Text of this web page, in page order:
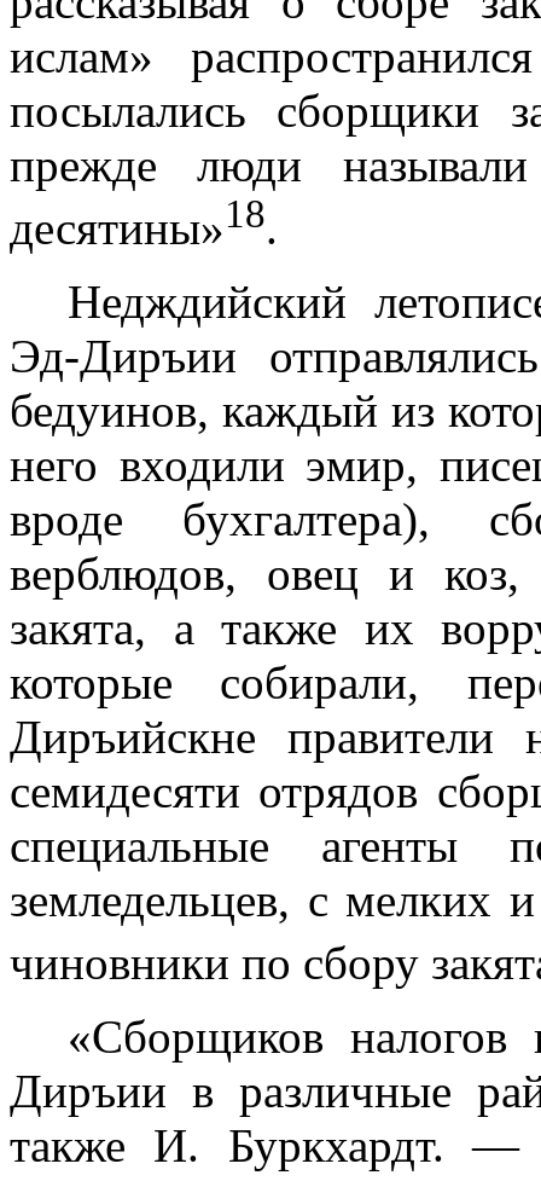
ислам»
посылались сборщики
прежде люди
десятины»18.
Недждийский
Эд-Диръии
бедуинов, каждый из
него входили эмир,
вро­де бухгалтера),
верблюдов, овец и коз,
закята, а также их
которые собирали,
Диръийскне правители
семидесяти отрядов
специальные
земледельцев, с мелких
чиновники по сбору
«Сборщиков
Диръии в различ­ные
также И. Буркхардт. —